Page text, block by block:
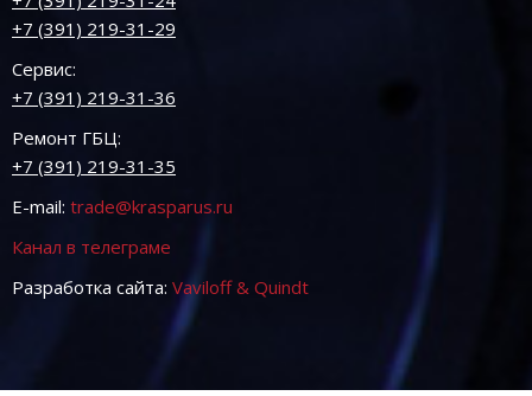
+7 (391) 219-31-29
Сервис:
+7 (391) 219-31-36
Ремонт ГБЦ:
+7 (391) 219-31-35
E-mail: trade@krasparus.ru
Канал в телеграме
Разработка сайта: Vaviloff & Quindt